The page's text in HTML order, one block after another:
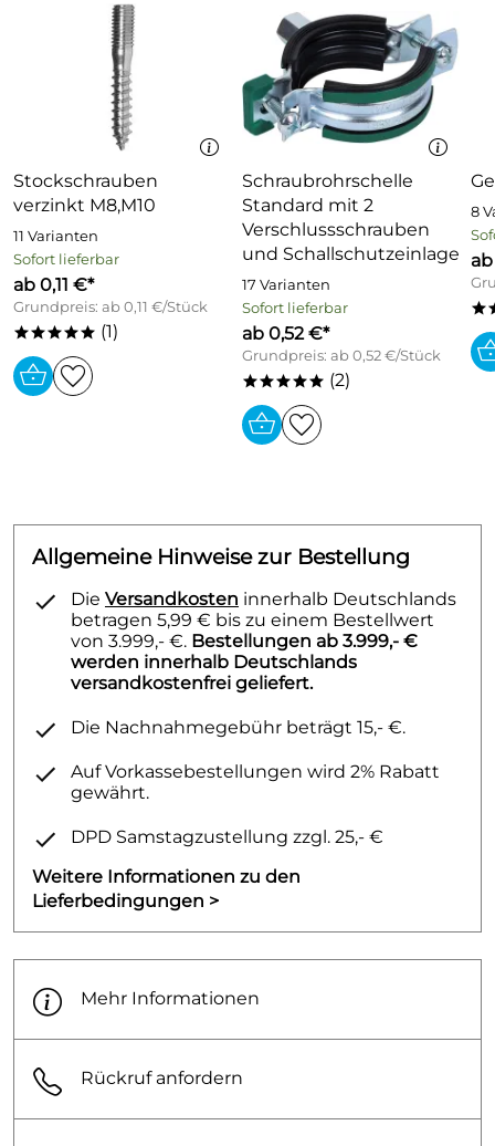
Stockschrauben
verzinkt M8,M10
11 Varianten
Sofort lieferbar
ab 0,11 €*
Grundpreis: ab 0,11 €/Stück
***** (1)
Schraubrohrschelle
Standard mit 2
Verschlussschrauben
und Schallschutzeinlage
17 Varianten
Sofort lieferbar
ab 0,52 €*
Grundpreis: ab 0,52 €/Stück
***** (2)
8
Allgemeine Hinweise zur Bestellung
Die Versandkosten innerhalb Deutschlands
betragen 5,99 € bis zu einem Bestellwert
von 3.999,- €. Bestellungen ab 3.999,- €
werden innerhalb Deutschlands
versandkostenfrei geliefert.
Die Nachnahmegebühr beträgt 15,- €.
Auf Vorkassebestellungen wird 2% Rabatt
gewährt.
DPD Samstagzustellung zzgl. 25,- €
Weitere Informationen zu den
Lieferbedingungen >
Mehr Informationen
Rückruf anfordern